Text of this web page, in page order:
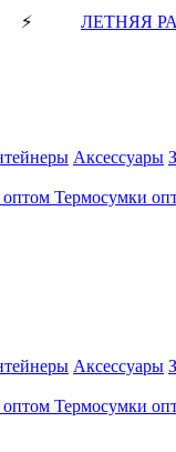
ЛЕТНЯЯ
Аксессуары
оптом Термосумки
Аксессуары
оптом Термосумки